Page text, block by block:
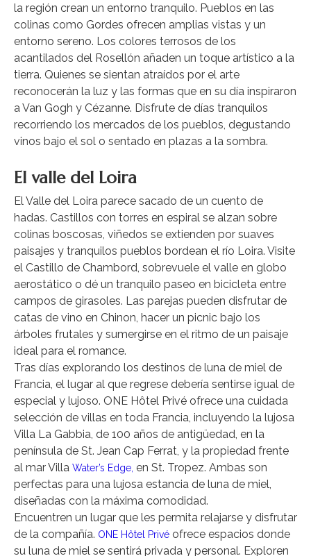
la región crean un entorno tranquilo. Pueblos en las
colinas como Gordes ofrecen amplias vistas y un
entorno sereno. Los colores terrosos de los
acantilados del Rosellón añaden un toque artístico a la
tierra. Quienes se sientan atraídos por el arte
reconocerán la luz y las formas que en su día inspiraron
a Van Gogh y Cézanne. Disfrute de días tranquilos
recorriendo los mercados de los pueblos, degustando
vinos bajo el sol o sentado en plazas a la sombra.
El valle del Loira
El Valle del Loira parece sacado de un cuento de
hadas. Castillos con torres en espiral se alzan sobre
colinas boscosas, viñedos se extienden por suaves
paisajes y tranquilos pueblos bordean el río Loira. Visite
el Castillo de Chambord, sobrevuele el valle en globo
aerostático o dé un tranquilo paseo en bicicleta entre
campos de girasoles. Las parejas pueden disfrutar de
catas de vino en Chinon, hacer un picnic bajo los
árboles frutales y sumergirse en el ritmo de un paisaje
ideal para el romance.
Tras días explorando los destinos de luna de miel de
Francia, el lugar al que regrese debería sentirse igual de
especial y lujoso. ONE Hôtel Privé ofrece una cuidada
selección de villas en toda Francia, incluyendo la lujosa
Villa La Gabbia, de 100 años de antigüedad, en la
península de St. Jean Cap Ferrat, y la propiedad frente
al mar Villa Water’s Edge, en St. Tropez. Ambas son
perfectas para una lujosa estancia de luna de miel,
diseñadas con la máxima comodidad.
Encuentren un lugar que les permita relajarse y disfrutar
de la compañía. ONE Hôtel Privé ofrece espacios donde
su luna de miel se sentirá privada y personal. Exploren